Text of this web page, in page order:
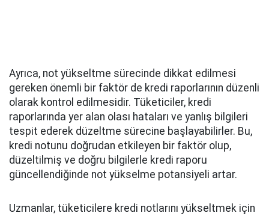
Ayrıca, not yükseltme sürecinde dikkat edilmesi
gereken önemli bir faktör de kredi raporlarının düzenli
olarak kontrol edilmesidir. Tüketiciler, kredi
raporlarında yer alan olası hataları ve yanlış bilgileri
tespit ederek düzeltme sürecine başlayabilirler. Bu,
kredi notunu doğrudan etkileyen bir faktör olup,
düzeltilmiş ve doğru bilgilerle kredi raporu
güncellendiğinde not yükselme potansiyeli artar.
Uzmanlar, tüketicilere kredi notlarını yükseltmek için